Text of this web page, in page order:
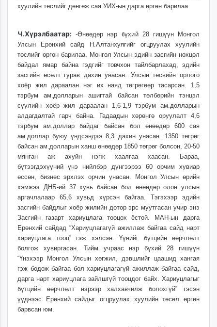
хуулийн төслийг дөнгөж сая УИХ-ын дарга өргөн барилаа.
Ч.Хүрэлбаатар: -Өнөөдөр нэр бүхий 28 гишүүн Монгол
Улсын Ерөнхий сайд Н.Алтанхуягийг огцруулах хуулийн
төслийг өргөн барилаа. Монгол Улсын эдийн засгийн нөхцөл
байдал ямар байна гэдгийг товчхон тайлбарлахад, эдийн
засгийн өсөлт гурав дахин унасан. Улсын төсвийн орлого
хоёр жил дараалан нэг их наяд төгрөгөөр тасарсан. 1,5
тэрбум ам.долларын ашигтай байсан төлбөрийн тэнцэл
сүүлийн хоёр жил дараалан 1,6-1,9 тэрбум ам.долларын
алдагдалтай гарч байна. Гадаадын хөрөнгө оруулалт 4,6
тэрбум ам.доллар байдаг байсан бол өнөөдөр 600 сая
ам.доллар буюу үндсэндээ 8,3 дахин унасан. 1350 төгрөг
байсан ам.долларын ханш өнөөдөр 1850 төгрөг болсон, 20-50
мянган аж ахуйн нэгж хаалгаа хаасан. Бараа,
бүтээгдэхүүний үнэ нийлбэр дүнгээрээ 60 орчим хувиар
өссөн, бизнес эрхлэх орчин унасан. Монгол Улсын өрийн
хэмжээ ДНБ-ий 37 хувь байсан бол өнөөдөр олон улсын
аргачлалаар 65,6 хувьд хүрсэн байгаа. Тэгэхээр эдийн
засгийн байдлыг хоёр жилийн дотор эрс муутгасан учир энэ
Засгийн газарт хариуцлага тооцох ёстой. МАН-ын дарга
Ерөнхий сайдад “Хариуцлагагүй ажиллаж байгаа сайд нарт
хариуцлага тооц” гэж хэлсэн. Үүнийг бүтцийн өөрчлөлт
болгож хувиргасан. Тийм учраас нэр бүхий 28 гишүүн
“Үнэхээр Монгол Улсын хөгжил, дэвшлийг цаашид хангая
гэж бодож байгаа бол хариуцлагагүй ажиллаж байгаа сайд,
дарга нарт хариуцлага зайлшгүй тооцдог байх. Хариуцлагыг
бүтцийн өөрчлөлт нэрээр халхавчилж болохгүй” гэсэн
үүднээс Ерөнхий сайдыг огцруулах хуулийн төсөл өргөн
барвсан юм.